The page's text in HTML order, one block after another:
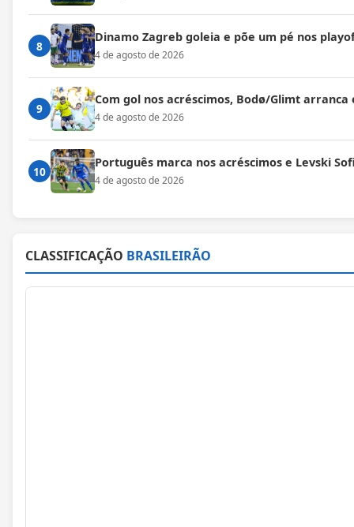
8
Dinamo Zagreb goleia e põe um pé nos
4 de agosto de 2026
9
Com gol nos acréscimos, Bodø/Glimt arranca
4 de agosto de 2026
10
Português marca nos acréscimos e Levski
4 de agosto de 2026
CLASSIFICAÇÃO BRASILEIRÃO